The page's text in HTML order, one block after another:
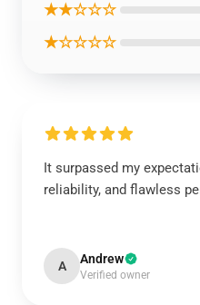
★★☆☆☆
★☆☆☆☆
It surpassed my
reliability, and flawless
A Andrew
Verified owner